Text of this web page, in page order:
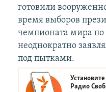
готовили
время выборов
чемпионата мира
неоднократно
под пытками.
Радио